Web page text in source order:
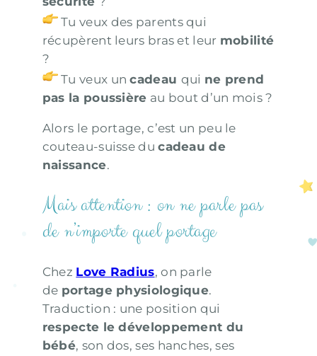
Tu veux des parents qui
récupèrent leurs bras et leur mobilité
?
Tu veux uncadeau qui ne prend
pas la poussière au bout d’un mois ?
Alors le portage, c’est un peu le
couteau-suisse ducadeau de
naissance.
Mais attention : on ne parle pas
de n’importe quel portage
Chez Love Radius, on parle
de portage physiologique.
Traduction : une position qui
respecte le développement du
bébé, son dos, ses hanches, ses